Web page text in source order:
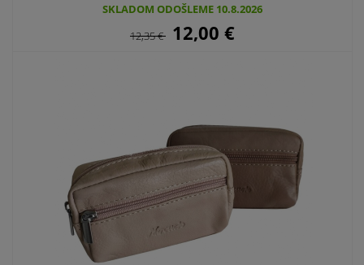
SKLADOM ODOŠLEME 10.8.2026
12,35€ 12,00 €